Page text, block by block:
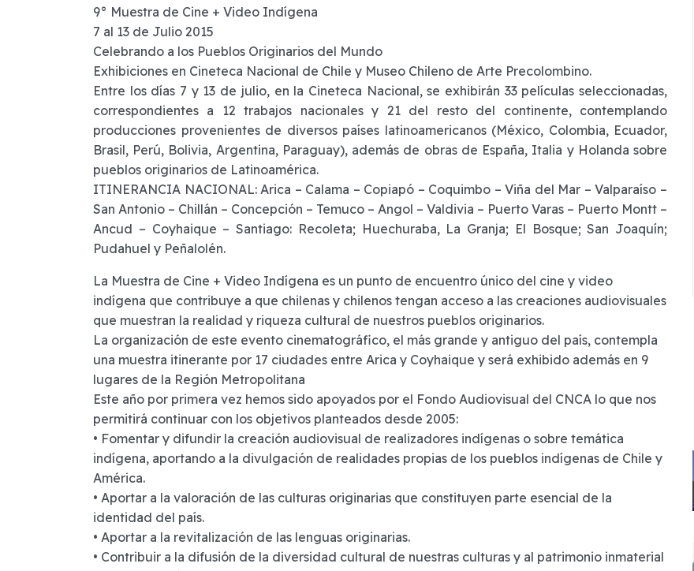
9° Muestra de Cine + Video Indígena
7 al 13 de Julio 2015
Celebrando a los Pueblos Originarios del Mundo
Exhibiciones en Cineteca Nacional de Chile y Museo Chileno de Arte Precolombino.
Entre los días 7 y 13 de julio, en la Cineteca Nacional, se exhibirán 33 películas seleccionadas,
correspondientes a 12 trabajos nacionales y 21 del resto del continente, contemplando
producciones provenientes de diversos países latinoamericanos (México, Colombia, Ecuador,
Brasil, Perú, Bolivia, Argentina, Paraguay), además de obras de España, Italia y Holanda sobre
pueblos originarios de Latinoamérica.
ITINERANCIA NACIONAL: Arica – Calama – Copiapó – Coquimbo – Viña del Mar – Valparaíso –
San Antonio – Chillán – Concepción – Temuco – Angol – Valdivia – Puerto Varas – Puerto Montt –
Ancud – Coyhaique – Santiago: Recoleta; Huechuraba, La Granja; El Bosque; San Joaquín;
Pudahuel y Peñalolén.
La Muestra de Cine + Video Indígena es un punto de encuentro único del cine y video
indígena que contribuye a que chilenas y chilenos tengan acceso a las creaciones audiovisuales
que muestran la realidad y riqueza cultural de nuestros pueblos originarios.
La organización de este evento cinematográfico, el más grande y antiguo del país, contempla
una muestra itinerante por 17 ciudades entre Arica y Coyhaique y será exhibido además en 9
lugares de la Región Metropolitana
Este año por primera vez hemos sido apoyados por el Fondo Audiovisual del CNCA lo que nos
permitirá continuar con los objetivos planteados desde 2005:
• Fomentar y difundir la creación audiovisual de realizadores indígenas o sobre temática
indígena, aportando a la divulgación de realidades propias de los pueblos indígenas de Chile y
América.
• Aportar a la valoración de las culturas originarias que constituyen parte esencial de la
identidad del país.
• Aportar a la revitalización de las lenguas originarias.
• Contribuir a la difusión de la diversidad cultural de nuestras culturas y al patrimonio inmaterial